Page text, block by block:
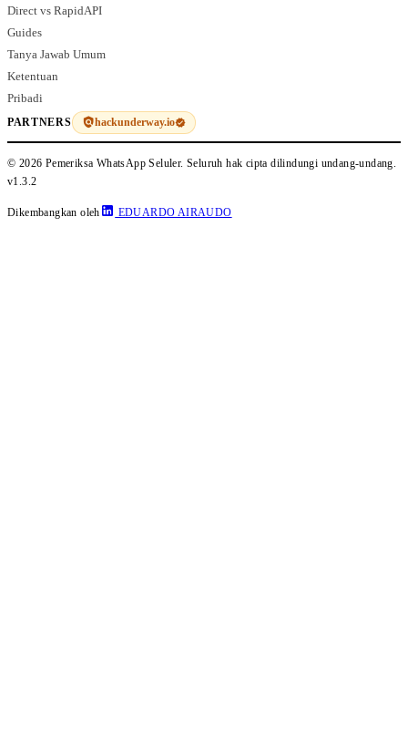
Direct vs RapidAPI
Guides
Tanya Jawab Umum
Ketentuan
Pribadi
PARTNERS hackunderway.io
© 2026 Pemeriksa WhatsApp Seluler. Seluruh hak cipta dilindungi undang-undang.
v1.3.2
Dikembangkan oleh EDUARDO AIRAUDO